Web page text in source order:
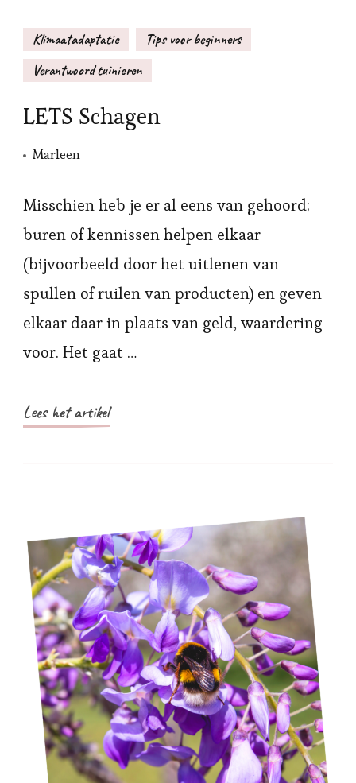
Klimaatadaptatie
Tips voor beginners
Verantwoord tuinieren
LETS Schagen
Marleen
Misschien heb je er al eens van gehoord;
buren of kennissen helpen elkaar
(bijvoorbeeld door het uitlenen van
spullen of ruilen van producten) en geven
elkaar daar in plaats van geld, waardering
voor. Het gaat …
Lees het artikel